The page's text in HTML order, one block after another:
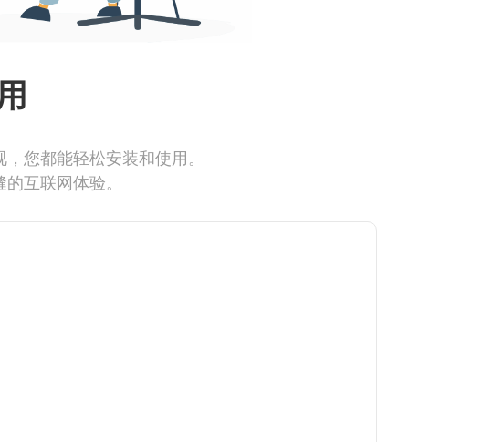
您都能轻松安装和使用。
互联网体验。